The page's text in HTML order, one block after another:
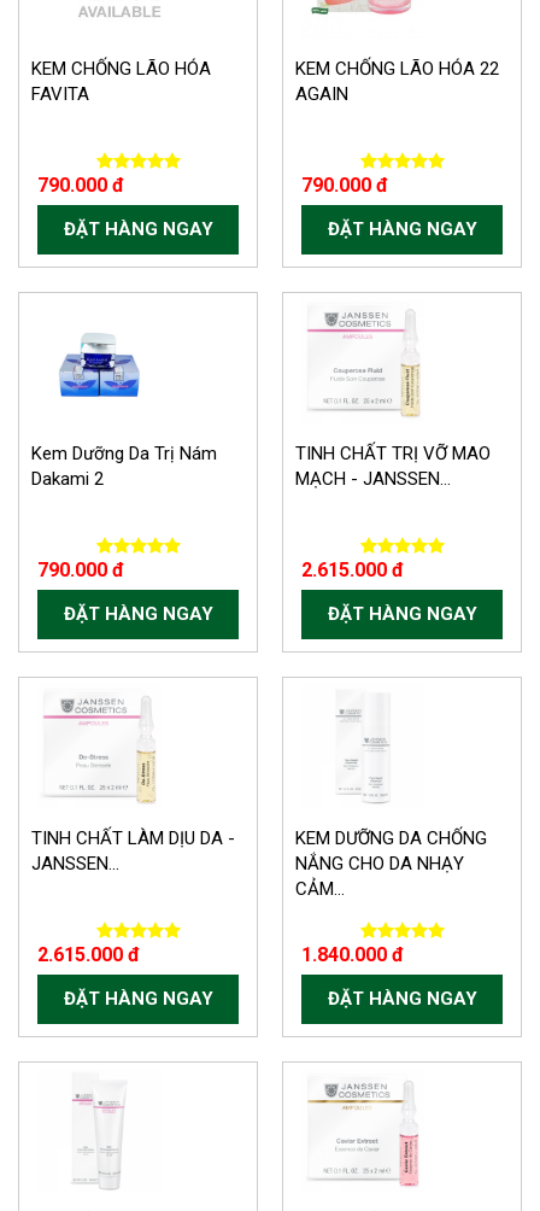
KEM CHỐNG LÃO HÓA
FAVITA
790.000 đ
ĐẶT HÀNG NGAY
KEM CHỐNG LÃO HÓA 22
AGAIN
790.000 đ
ĐẶT HÀNG NGAY
Kem Dưỡng Da Trị Nám
Dakami 2
790.000 đ
ĐẶT HÀNG NGAY
TINH CHẤT TRỊ VỠ MAO
MẠCH - JANSSEN...
2.615.000 đ
ĐẶT HÀNG NGAY
TINH CHẤT LÀM DỊU DA -
JANSSEN...
2.615.000 đ
ĐẶT HÀNG NGAY
KEM DƯỠNG DA CHỐNG
NẮNG CHO DA NHẠY
CẢM...
1.840.000 đ
ĐẶT HÀNG NGAY